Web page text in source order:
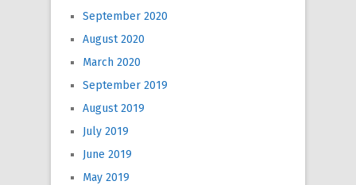
September 2020
August 2020
March 2020
September 2019
August 2019
July 2019
June 2019
May 2019